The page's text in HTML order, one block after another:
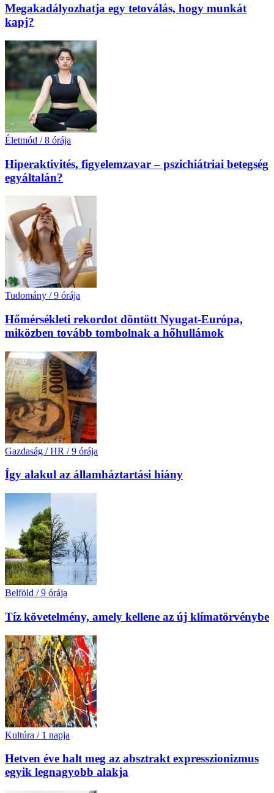
Megakadályozhatja egy tetoválás, hogy munkát
kapj?
Életmód / 8 órája
Hiperaktivités, figyelemzavar – pszichiátriai betegség
egyáltalán?
Tudomány / 9 órája
Hőmérsékleti rekordot döntött Nyugat-Európa,
miközben tovább tombolnak a hőhullámok
Gazdaság / HR / 9 órája
Így alakul az államháztartási hiány
Belföld / 9 órája
Tíz követelmény, amely kellene az új klímatörvénybe
Kultúra / 1 napja
Hetven éve halt meg az absztrakt expresszionizmus
egyik legnagyobb alakja